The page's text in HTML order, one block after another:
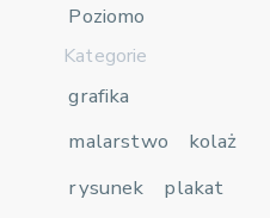
Poziomo
Kategorie
grafika
malarstwo
kolaż
rysunek
plakat